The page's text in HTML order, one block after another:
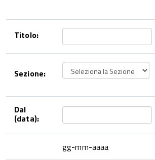
Titolo:
Sezione:
Dal
(data):
gg-mm-aaaa